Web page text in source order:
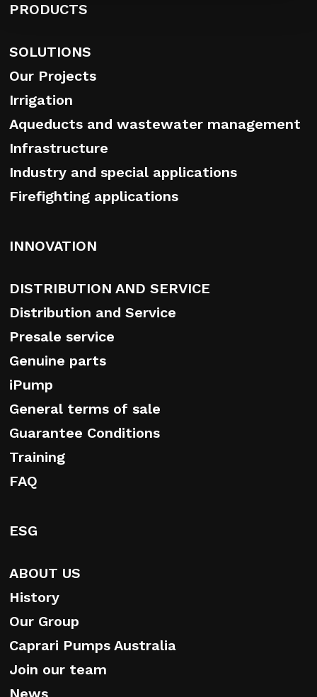
PRODUCTS
SOLUTIONS
Our Projects
Irrigation
Aqueducts and wastewater management
Infrastructure
Industry and special applications
Firefighting applications
INNOVATION
DISTRIBUTION AND SERVICE
Distribution and Service
Presale service
Genuine parts
iPump
General terms of sale
Guarantee Conditions
Training
FAQ
ESG
ABOUT US
History
Our Group
Caprari Pumps Australia
Join our team